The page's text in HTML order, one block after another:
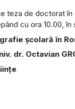
teza de doctorat
cu ora 10.00, în
şcolară în
dr. Octavian